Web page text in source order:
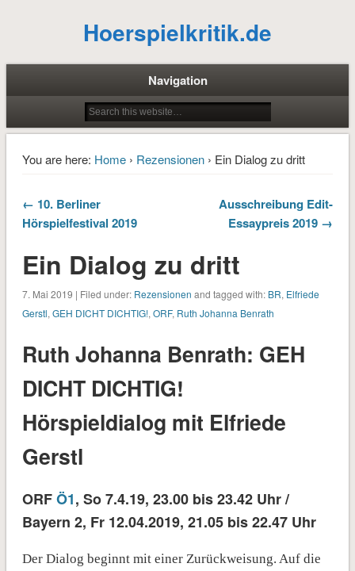
Hoerspielkritik.de
Navigation
You are here: Home› Rezensionen› Ein Dialog zu dritt
← 10. Berliner
Hörspielfestival 2019
Ausschreibung Edit-
Essaypreis 2019 →
Ein Dialog zu dritt
7. Mai 2019 | Filed under: Rezensionen and tagged with: BR, Elfriede
Gerstl, GEH DICHT DICHTIG!, ORF, Ruth Johanna Benrath
Ruth Johanna Benrath: GEH
DICHT DICHTIG!
Hörspieldialog mit Elfriede
Gerstl
ORFÖ1, So 7.4.19, 23.00 bis 23.42 Uhr /
Bayern 2, Fr 12.04.2019, 21.05 bis 22.47 Uhr
Der Dialog beginnt mit einer Zurückweisung. Auf die